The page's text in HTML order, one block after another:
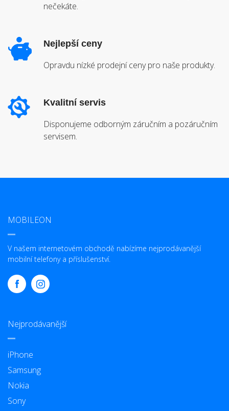
nečekáte.
Nejlepší ceny
Opravdu nízké prodejní ceny pro naše produkty.
Kvalitní servis
Disponujeme odborným záručním a pozáručním
servisem.
MOBILEON
V našem internetovém obchodě nabízíme nejprodávanější
mobilní telefony a příslušenství.
Nejprodávanější
iPhone
Samsung
Nokia
Sony